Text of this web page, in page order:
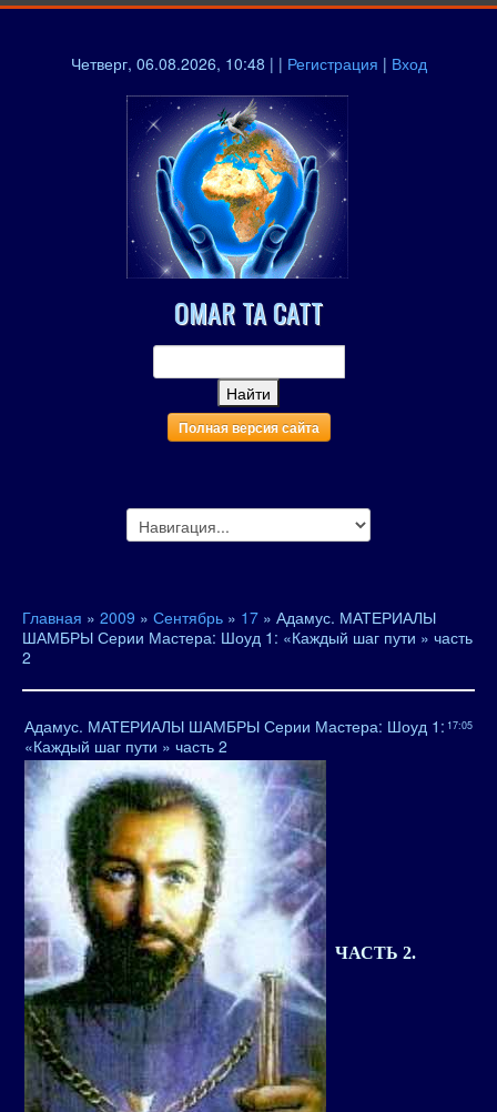
Четверг, 06.08.2026, 10:48 | | Регистрация | Вход
OMAR TA CATT
Полная версия сайта
Главная » 2009 » Сентябрь » 17 » Адамус. МАТЕРИАЛЫ
ШАМБРЫ Серии Мастера: Шоуд 1: «Каждый шаг пути » часть
2
17:05
Адамус. МАТЕРИАЛЫ ШАМБРЫ Серии Мастера: Шоуд 1:
«Каждый шаг пути » часть 2
ЧАСТЬ 2.